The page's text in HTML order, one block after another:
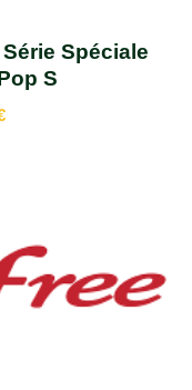
Série Spéciale
S